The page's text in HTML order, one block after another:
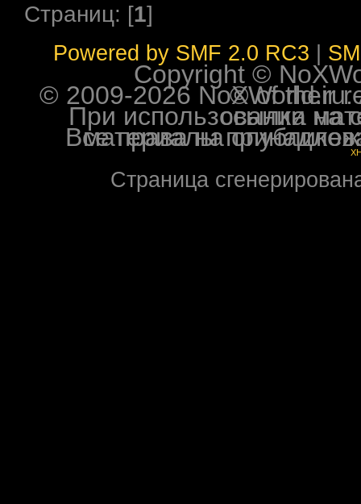
Страниц: [1]
Powered by SMF 2.0 RC3
Copyright ©
© 2009-2026 NoXWorld.ru. All
При использовании
Все права на опубликованные на форуме
Страница